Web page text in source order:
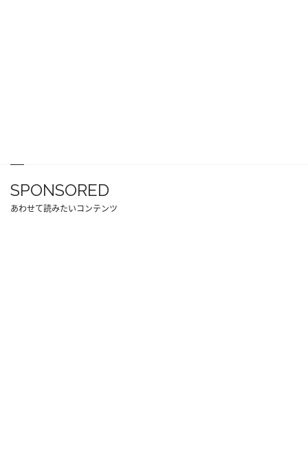
SPONSORED
あわせて読みたいコンテンツ